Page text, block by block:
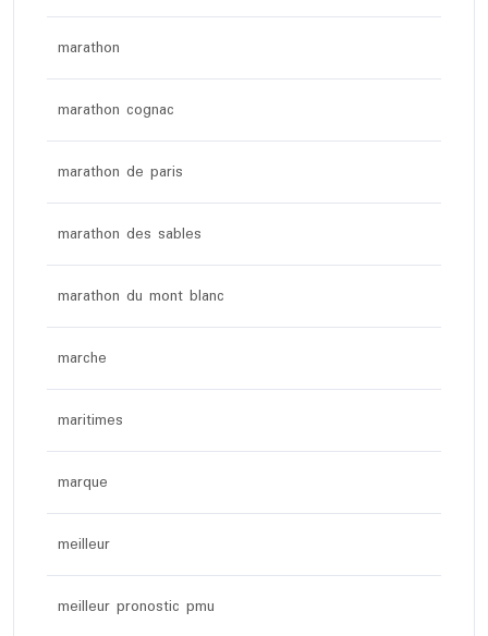
marathon
marathon cognac
marathon de paris
marathon des sables
marathon du mont blanc
marche
maritimes
marque
meilleur
meilleur pronostic pmu